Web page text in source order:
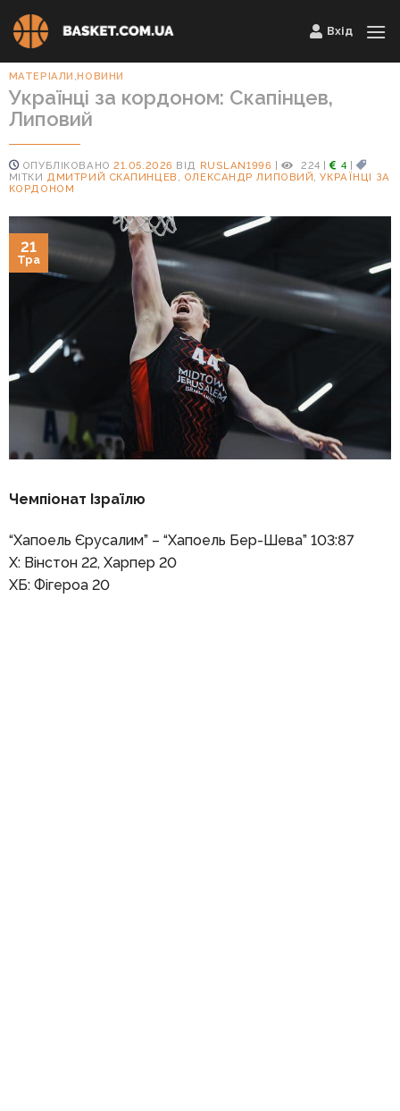
Skip
to
Вхід
МАТЕРІАЛИ ,НОВИНИ
Українці за кордоном: Скапінцев,
Липовий
ОПУБЛІКОВАНО21.05.2026 ВІД RUSLAN1996 | 224 | 4 |
МІТКИ ДМИТРИЙ СКАПИНЦЕВ ОЛЕКСАНДР ЛИПОВИЙ ,УКРАЇНЦІ ЗА
КОРДОНОМ
21
Тра
Чемпіонат Ізраїлю
“Хапоель Єрусалим” – “Хапоель Бер-Шева” 103:87
Х: Вінстон 22, Харпер 20
ХБ: Фігероа 20